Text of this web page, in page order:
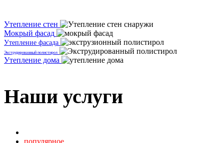
Утепление стен
Мокрый фасад
Утепление фасада
Экструдированный полистирол
Утепление дома
Наши услуги
популярное